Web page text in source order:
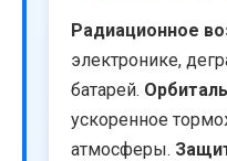
Радиационное
электронике,
батарей.
ускоренное
атмосферы.